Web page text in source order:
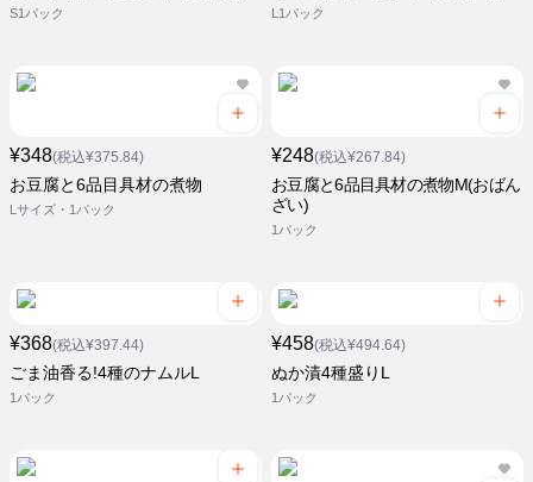
S1パック L1パック
¥348(税込¥375.84)
お豆腐と6品目具材の煮物
Lサイズ・1パック
¥248(税込¥267.84)
お豆腐と6品目具材の煮物M(おばん
ざい)
1パック
¥368(税込¥397.44)
ごま油香る!4種のナムルL
1パック
¥458(税込¥494.64)
ぬか漬4種盛りL
1パック